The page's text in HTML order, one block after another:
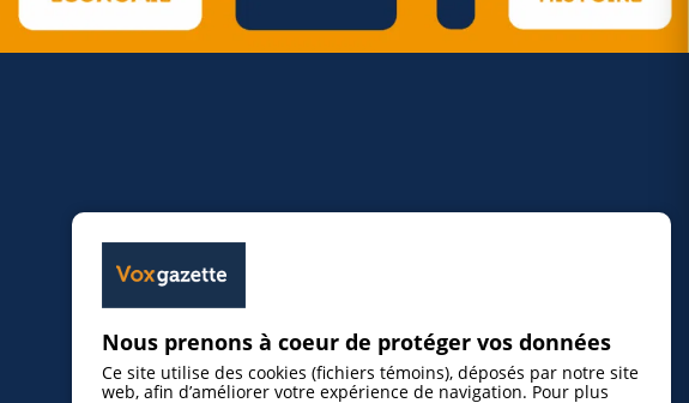
Nous prenons à coeur de protéger vos données
Ce site utilise des cookies (fichiers témoins), déposés par notre site
web, afin d’améliorer votre expérience de navigation. Pour plus